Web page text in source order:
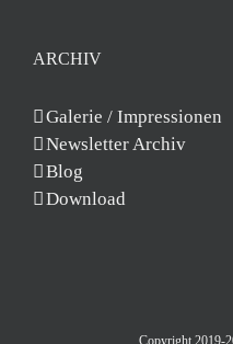
ARCHIV
Galerie / Impressionen
Newsletter Archiv
Blog
Download
Copyright 2019-